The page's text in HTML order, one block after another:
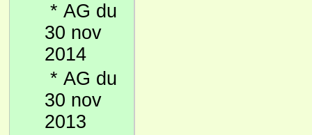
* AG du
30 nov
2014
* AG du
30 nov
2013